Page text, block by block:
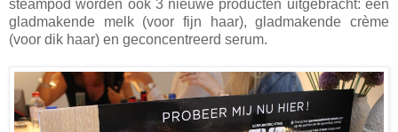
steampod worden ook 3 nieuwe producten uitgebracht: een
gladmakende melk (voor fijn haar), gladmakende crème
(voor dik haar) en geconcentreerd serum.